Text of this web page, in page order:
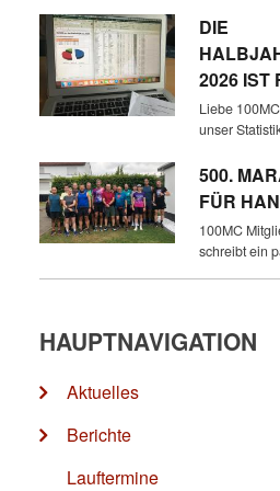
DIE
2026 IST
Liebe
unser
500.
FÜR
100MC
schreibt ein
HAUPTNAVIGATION
Aktuelles
Berichte
Lauftermine